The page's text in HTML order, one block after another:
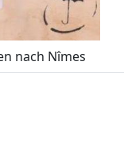
nach Nîmes